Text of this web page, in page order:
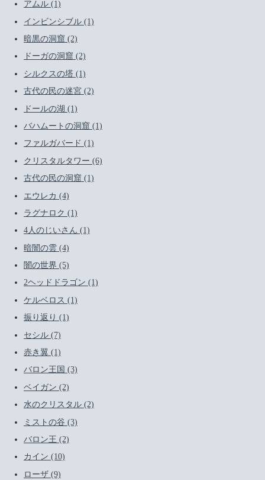
アムル (1)
インビンシブル (1)
暗黒の洞窟 (2)
ドーガの洞窟 (2)
シルクスの塔 (1)
古代の民の迷宮 (2)
ドールの湖 (1)
バハムートの洞窟 (1)
ファルガバード (1)
クリスタルタワー (6)
古代の民の洞窟 (1)
エウレカ (4)
ラグナロク (1)
4人のじいさん (1)
暗闇の雲 (4)
闇の世界 (5)
2ヘッドドラゴン (1)
ケルベロス (1)
振り返り (1)
セシル (7)
赤き翼 (1)
バロン王国 (3)
ベイガン (2)
水のクリスタル (2)
ミストの谷 (3)
バロン王 (2)
カイン (10)
ローザ (9)